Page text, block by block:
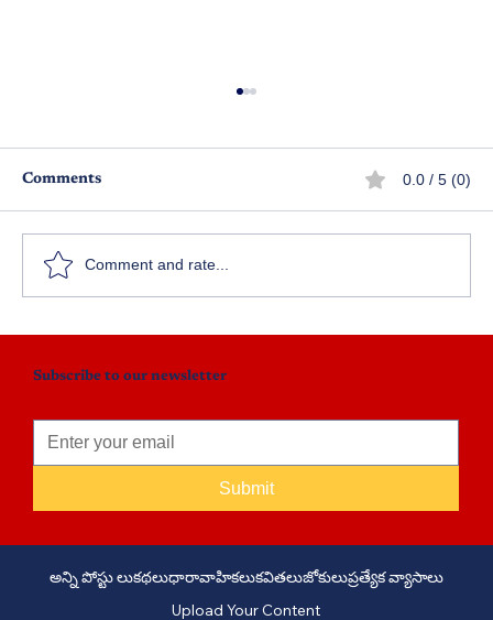
నన్ను నేను బతికించుకున్నా
Comments 0.0 / 5 (0)
Comment and rate...
Subscribe to our newsletter
Submit
అన్ని పోస్టు లుకథలుధారావాహికలుకవితలుజోకులుప్రత్యేక వ్యాసాలు
Upload Your Content